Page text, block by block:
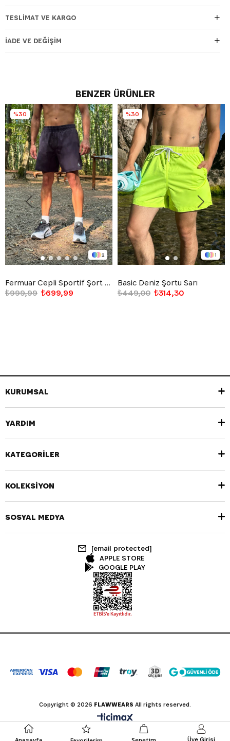
TESLIMAT VE KARGO
İADE VE DEĞIŞIM
BENZER ÜRÜNLER
2
Fermuar Cepli Sportif Şort Lacivert
₺699,99
₺999,99
%30
1
Basic Deniz Şortu Sarı
₺314,30
₺449,00
%30
KURUMSAL
YARDIM
KATEGORİLER
KOLEKSİYON
SOSYAL MEDYA
[email protected]
APPLE STORE
GOOGLE PLAY
Copyright © 2026 FLAWWEARS All rights reserved.
Üye Girişi